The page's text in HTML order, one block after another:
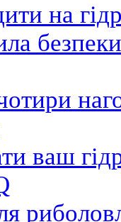
на
ваш